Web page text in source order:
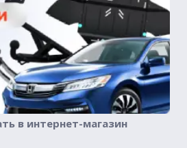
в интернет-магазин